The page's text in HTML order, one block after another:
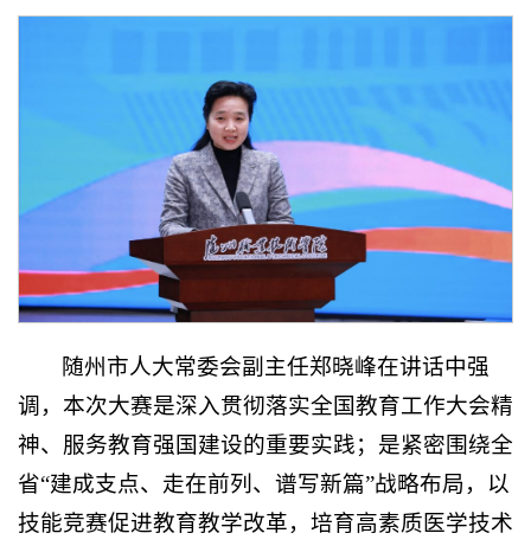
随州市人大常委会副主任郑晓峰在讲话中强
调，本次大赛是深入贯彻落实全国教育工作大会精
神、服务教育强国建设的重要实践；是紧密围绕全
省“建成支点、走在前列、谱写新篇”战略布局，以
技能竞赛促进教育教学改革，培育高素质医学技术